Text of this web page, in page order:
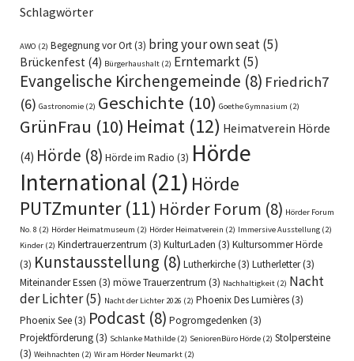
Schlagwörter
AWO (2) Begegnung vor Ort(3) bring your own seat(5)
Brückenfest (4) Bürgerhaushalt (2) Erntemarkt(5)
Evangelische Kirchengemeinde (8) Friedrich7
(6) Gastronomie (2) Geschichte (10) Goethe Gymnasium (2)
GrünFrau (10) Heimat (12) Heimatverein Hörde
(4) Hörde (8) Hörde im Radio (3) Hörde
International (21) Hörde
PUTZmunter(11) Hörder Forum (8) Hörder Forum
No. 8 (2) Hörder Heimatmuseum (2) Hörder Heimatverein (2) Immersive Ausstellung (2)
Kinder (2) Kindertrauerzentrum (3) KulturLaden (3) Kultursommer Hörde
(3) Kunstausstellung (8) Lutherkirche(3) Lutherletter(3)
Miteinander Essen (3) möwe Trauerzentrum (3) Nachhaltigkeit (2) Nacht
der Lichter(5) Nacht der Lichter 2026 (2) Phoenix Des Lumières(3)
Phoenix See(3) Podcast (8) Pogromgedenken (3)
Projektförderung(3) Schlanke Mathilde (2) SeniorenBüro Hörde (2) Stolpersteine
(3) Weihnachten (2) Wir am Hörder Neumarkt (2)